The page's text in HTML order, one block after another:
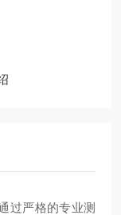
过严格的专业测